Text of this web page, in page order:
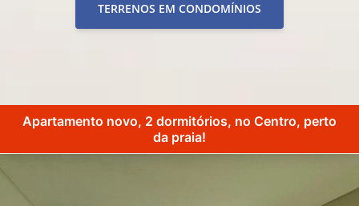
TERRENOS EM CONDOMÍNIOS
Apartamento novo, 2 dormitórios, no Centro, perto
da praia!